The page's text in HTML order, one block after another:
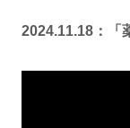
2024.11.18：「